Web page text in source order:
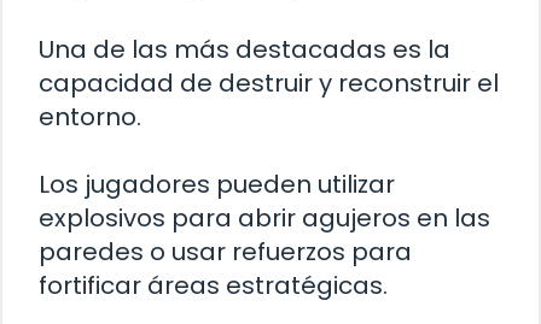
Una de las más destacadas es la
capacidad de destruir y reconstruir el
entorno.
Los jugadores pueden utilizar
explosivos para abrir agujeros en las
paredes o usar refuerzos para
fortificar áreas estratégicas.